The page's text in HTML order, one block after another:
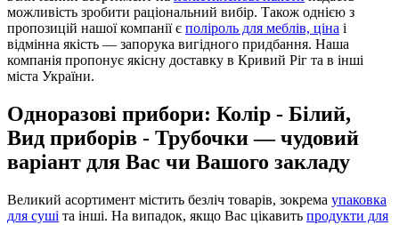
можливість зробити раціональний вибір. Також однією з
пропозицій нашої компанії є поліроль для меблів, ціна і
відмінна якість — запорука вигідного придбання. Наша
компанія пропонує якісну доставку в Кривий Ріг та в інші
міста України.
Одноразові прибори: Колір - Білий,
Вид приборів - Трубочки — чудовий
варіант для Вас чи Вашого закладу
Великий асортимент містить безліч товарів, зокрема упаковка
для суші та інші. На випадок, якщо Вас цікавить продукти для